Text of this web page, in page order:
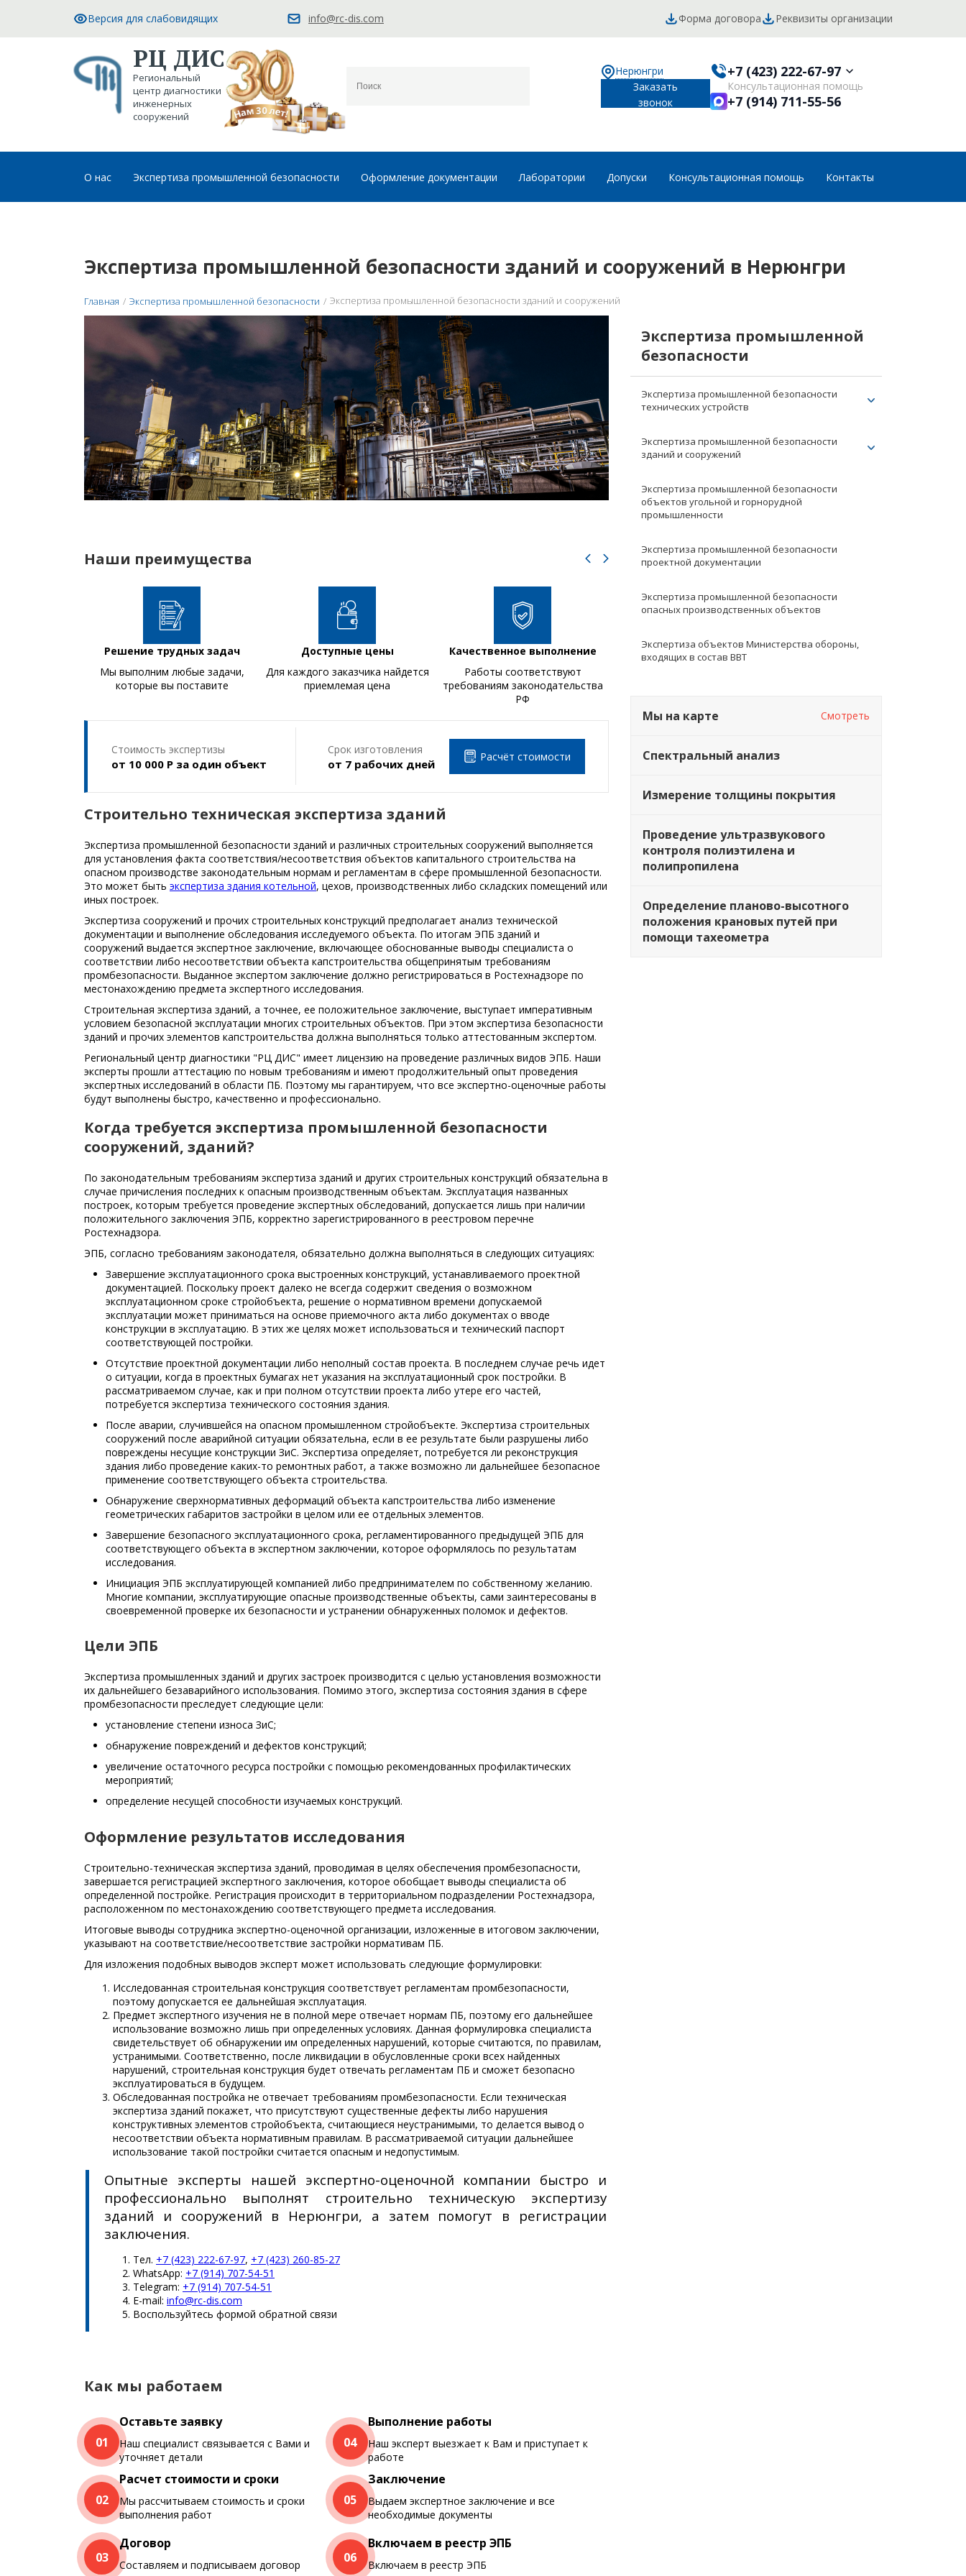
Версия для слабовидящих info@rc-dis.com Форма договора Реквизиты организации
РЦ ДИС
Региональный
центр диагностики
инженерных
сооружений
Нерюнгри
Заказать
звонок
+7 (423) 222-67-97
Консультационная помощь
+7 (914) 711-55-56
О нас Экспертиза промышленной безопасности Оформление документации Лаборатории Допуски Консультационная помощь Контакты
Экспертиза промышленной безопасности зданий и сооружений в Нерюнгри
Главная / Экспертиза промышленной безопасности / Экспертиза промышленной безопасности зданий и сооружений
Наши преимущества
Решение трудных задач
Мы выполним любые задачи,
которые вы поставите
Доступные цены
Для каждого заказчика найдется
приемлемая цена
Качественное выполнение
Работы соответствуют
требованиям законодательства
РФ
Сжатые сроки
Персональный подход
Стоимость экспертизы
от 10 000 Р за один объект
Срок изготовления
от 7 рабочих дней
Расчёт стоимости
Строительно техническая экспертиза зданий
Экспертиза промышленной безопасности зданий и различных строительных сооружений выполняется
для установления факта соответствия/несоответствия объектов капитального строительства на
опасном производстве законодательным нормам и регламентам в сфере промышленной безопасности.
Это может быть экспертиза здания котельной, цехов, производственных либо складских помещений или
иных построек.
Экспертиза сооружений и прочих строительных конструкций предполагает анализ технической
документации и выполнение обследования исследуемого объекта. По итогам ЭПБ зданий и
сооружений выдается экспертное заключение, включающее обоснованные выводы специалиста о
соответствии либо несоответствии объекта капстроительства общепринятым требованиям
промбезопасности. Выданное экспертом заключение должно регистрироваться в Ростехнадзоре по
местонахождению предмета экспертного исследования.
Строительная экспертиза зданий, а точнее, ее положительное заключение, выступает императивным
условием безопасной эксплуатации многих строительных объектов. При этом экспертиза безопасности
зданий и прочих элементов капстроительства должна выполняться только аттестованным экспертом.
Региональный центр диагностики "РЦ ДИС" имеет лицензию на проведение различных видов ЭПБ. Наши
эксперты прошли аттестацию по новым требованиям и имеют продолжительный опыт проведения
экспертных исследований в области ПБ. Поэтому мы гарантируем, что все экспертно-оценочные работы
будут выполнены быстро, качественно и профессионально.
Когда требуется экспертиза промышленной безопасности
сооружений, зданий?
По законодательным требованиям экспертиза зданий и других строительных конструкций обязательна в
случае причисления последних к опасным производственным объектам. Эксплуатация названных
построек, которым требуется проведение экспертных обследований, допускается лишь при наличии
положительного заключения ЭПБ, корректно зарегистрированного в реестровом перечне
Ростехнадзора.
ЭПБ, согласно требованиям законодателя, обязательно должна выполняться в следующих ситуациях:
Завершение эксплуатационного срока выстроенных конструкций, устанавливаемого проектной
документацией. Поскольку проект далеко не всегда содержит сведения о возможном
эксплуатационном сроке стройобъекта, решение о нормативном времени допускаемой
эксплуатации может приниматься на основе приемочного акта либо документах о вводе
конструкции в эксплуатацию. В этих же целях может использоваться и технический паспорт
соответствующей постройки.
Отсутствие проектной документации либо неполный состав проекта. В последнем случае речь идет
о ситуации, когда в проектных бумагах нет указания на эксплуатационный срок постройки. В
рассматриваемом случае, как и при полном отсутствии проекта либо утере его частей,
потребуется экспертиза технического состояния здания.
После аварии, случившейся на опасном промышленном стройобъекте. Экспертиза строительных
сооружений после аварийной ситуации обязательна, если в ее результате были разрушены либо
повреждены несущие конструкции ЗиС. Экспертиза определяет, потребуется ли реконструкция
здания либо проведение каких-то ремонтных работ, а также возможно ли дальнейшее безопасное
применение соответствующего объекта строительства.
Обнаружение сверхнормативных деформаций объекта капстроительства либо изменение
геометрических габаритов застройки в целом или ее отдельных элементов.
Завершение безопасного эксплуатационного срока, регламентированного предыдущей ЭПБ для
соответствующего объекта в экспертном заключении, которое оформлялось по результатам
исследования.
Инициация ЭПБ эксплуатирующей компанией либо предпринимателем по собственному желанию.
Многие компании, эксплуатирующие опасные производственные объекты, сами заинтересованы в
своевременной проверке их безопасности и устранении обнаруженных поломок и дефектов.
Цели ЭПБ
Экспертиза промышленных зданий и других застроек производится с целью установления возможности
их дальнейшего безаварийного использования. Помимо этого, экспертиза состояния здания в сфере
промбезопасности преследует следующие цели:
установление степени износа ЗиС;
обнаружение повреждений и дефектов конструкций;
увеличение остаточного ресурса постройки с помощью рекомендованных профилактических
мероприятий;
определение несущей способности изучаемых конструкций.
Оформление результатов исследования
Строительно-техническая экспертиза зданий, проводимая в целях обеспечения промбезопасности,
завершается регистрацией экспертного заключения, которое обобщает выводы специалиста об
определенной постройке. Регистрация происходит в территориальном подразделении Ростехнадзора,
расположенном по местонахождению соответствующего предмета исследования.
Итоговые выводы сотрудника экспертно-оценочной организации, изложенные в итоговом заключении,
указывают на соответствие/несоответствие застройки нормативам ПБ.
Для изложения подобных выводов эксперт может использовать следующие формулировки:
Исследованная строительная конструкция соответствует регламентам промбезопасности,
поэтому допускается ее дальнейшая эксплуатация.
Предмет экспертного изучения не в полной мере отвечает нормам ПБ, поэтому его дальнейшее
использование возможно лишь при определенных условиях. Данная формулировка специалиста
свидетельствует об обнаружении им определенных нарушений, которые считаются, по правилам,
устранимыми. Соответственно, после ликвидации в обусловленные сроки всех найденных
нарушений, строительная конструкция будет отвечать регламентам ПБ и сможет безопасно
эксплуатироваться в будущем.
Обследованная постройка не отвечает требованиям промбезопасности. Если техническая
экспертиза зданий покажет, что присутствуют существенные дефекты либо нарушения
конструктивных элементов стройобъекта, считающиеся неустранимыми, то делается вывод о
несоответствии объекта нормативным правилам. В рассматриваемой ситуации дальнейшее
использование такой постройки считается опасным и недопустимым.
Опытные эксперты нашей экспертно-оценочной компании быстро и
профессионально выполнят строительно техническую экспертизу
зданий и сооружений в Нерюнгри, а затем помогут в регистрации
заключения.
Тел. +7 (423) 222-67-97, +7 (423) 260-85-27
WhatsApp: +7 (914) 707-54-51
Telegram: +7 (914) 707-54-51
E-mail: info@rc-dis.com
Воспользуйтесь формой обратной связи
Как мы работаем
01
Оставьте заявку
Наш специалист связывается с Вами и
уточняет детали
02
Расчет стоимости и сроки
Мы рассчитываем стоимость и сроки
выполнения работ
03
Договор
Составляем и подписываем договор
04
Выполнение работы
Наш эксперт выезжает к Вам и приступает к
работе
05
Заключение
Выдаем экспертное заключение и все
необходимые документы
06
Включаем в реестр ЭПБ
Включаем в реестр ЭПБ
Экспертиза промышленной
безопасности
Экспертиза промышленной безопасности
технических устройств
Экспертиза промышленной безопасности
зданий и сооружений
Экспертиза промышленной безопасности
объектов угольной и горнорудной
промышленности
Экспертиза промышленной безопасности
проектной документации
Экспертиза промышленной безопасности
опасных производственных объектов
Экспертиза объектов Министерства обороны,
входящих в состав ВВТ
Мы на карте Смотреть
Спектральный анализ
Измерение толщины покрытия
Проведение ультразвукового
контроля полиэтилена и
полипропилена
Определение планово-высотного
положения крановых путей при
помощи тахеометра